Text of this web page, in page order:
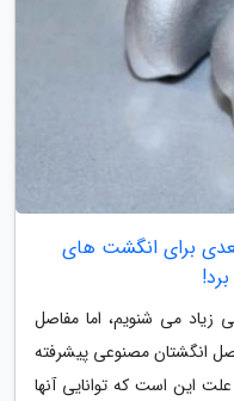
برای انگشت های
می شنویم، اما مفاصل
انگشتان مصنوعی پیشرفته
این است که توانایی آنها